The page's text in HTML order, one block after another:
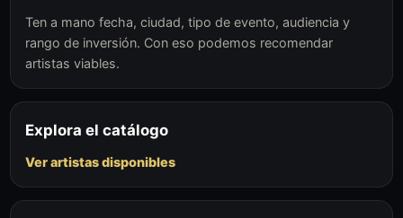
Ten a mano fecha, ciudad, tipo de evento, audiencia y
rango de inversión. Con eso podemos recomendar
artistas viables.
Explora el catálogo
Ver artistas disponibles